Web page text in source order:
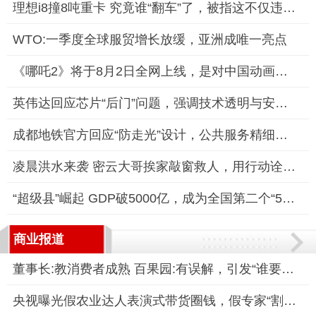
理想i8撞8吨重卡 究竟谁“翻车”了，被指这不仅违背了科学测试的
WTO:一季度全球服贸增长放缓，亚洲成唯一亮点
《哪吒2》将于8月2日全网上线，是对中国动画电影产业的一次重要
英伟达回应芯片“后门”问题，强调技术透明与安全至上
成都地铁官方回应“防走光”设计，公共服务精细化获市民点赞
凌晨洪水来袭 密云大哥挨家敲窗救人，用行动诠释了邻里之间的互
“超级县”崛起 GDP破5000亿，成为全国第二个“5000亿县”
商业报道
董事长:教消费者成熟 百果园:有误解，引发“谁要你教育”等质疑
央视曝光假农业达人表演式带货圈钱，假专家“割韭菜”坑农骗局被